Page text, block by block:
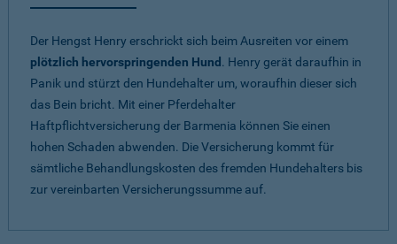
Der Hengst Henry erschrickt sich beim Ausreiten vor einem
plötzlich hervorspringenden Hund . Henry gerät daraufhin in
Panik und stürzt den Hundehalter um, woraufhin dieser sich
das Bein bricht. Mit einer Pferdehalter
Haftpflichtversicherung der Barmenia können Sie einen
hohen Schaden abwenden. Die Versicherung kommt für
sämtliche Behandlungskosten des fremden Hundehalters bis
zur vereinbarten Versicherungssumme auf.